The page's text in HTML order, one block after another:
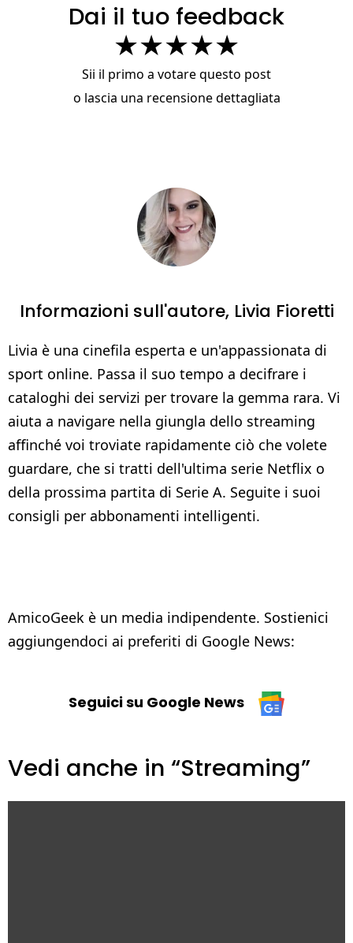
Dai il tuo feedback
★★★★★
Sii il primo a votare questo post
o lascia una recensione dettagliata
Informazioni sull'autore, Livia Fioretti
Livia è una cinefila esperta e un'appassionata di
sport online. Passa il suo tempo a decifrare i
cataloghi dei servizi per trovare la gemma rara. Vi
aiuta a navigare nella giungla dello streaming
affinché voi troviate rapidamente ciò che volete
guardare, che si tratti dell'ultima serie Netflix o
della prossima partita di Serie A. Seguite i suoi
consigli per abbonamenti intelligenti.
AmicoGeek è un media indipendente. Sostienici
aggiungendoci ai preferiti di Google News:
Seguici su Google News
Vedi anche in “Streaming”